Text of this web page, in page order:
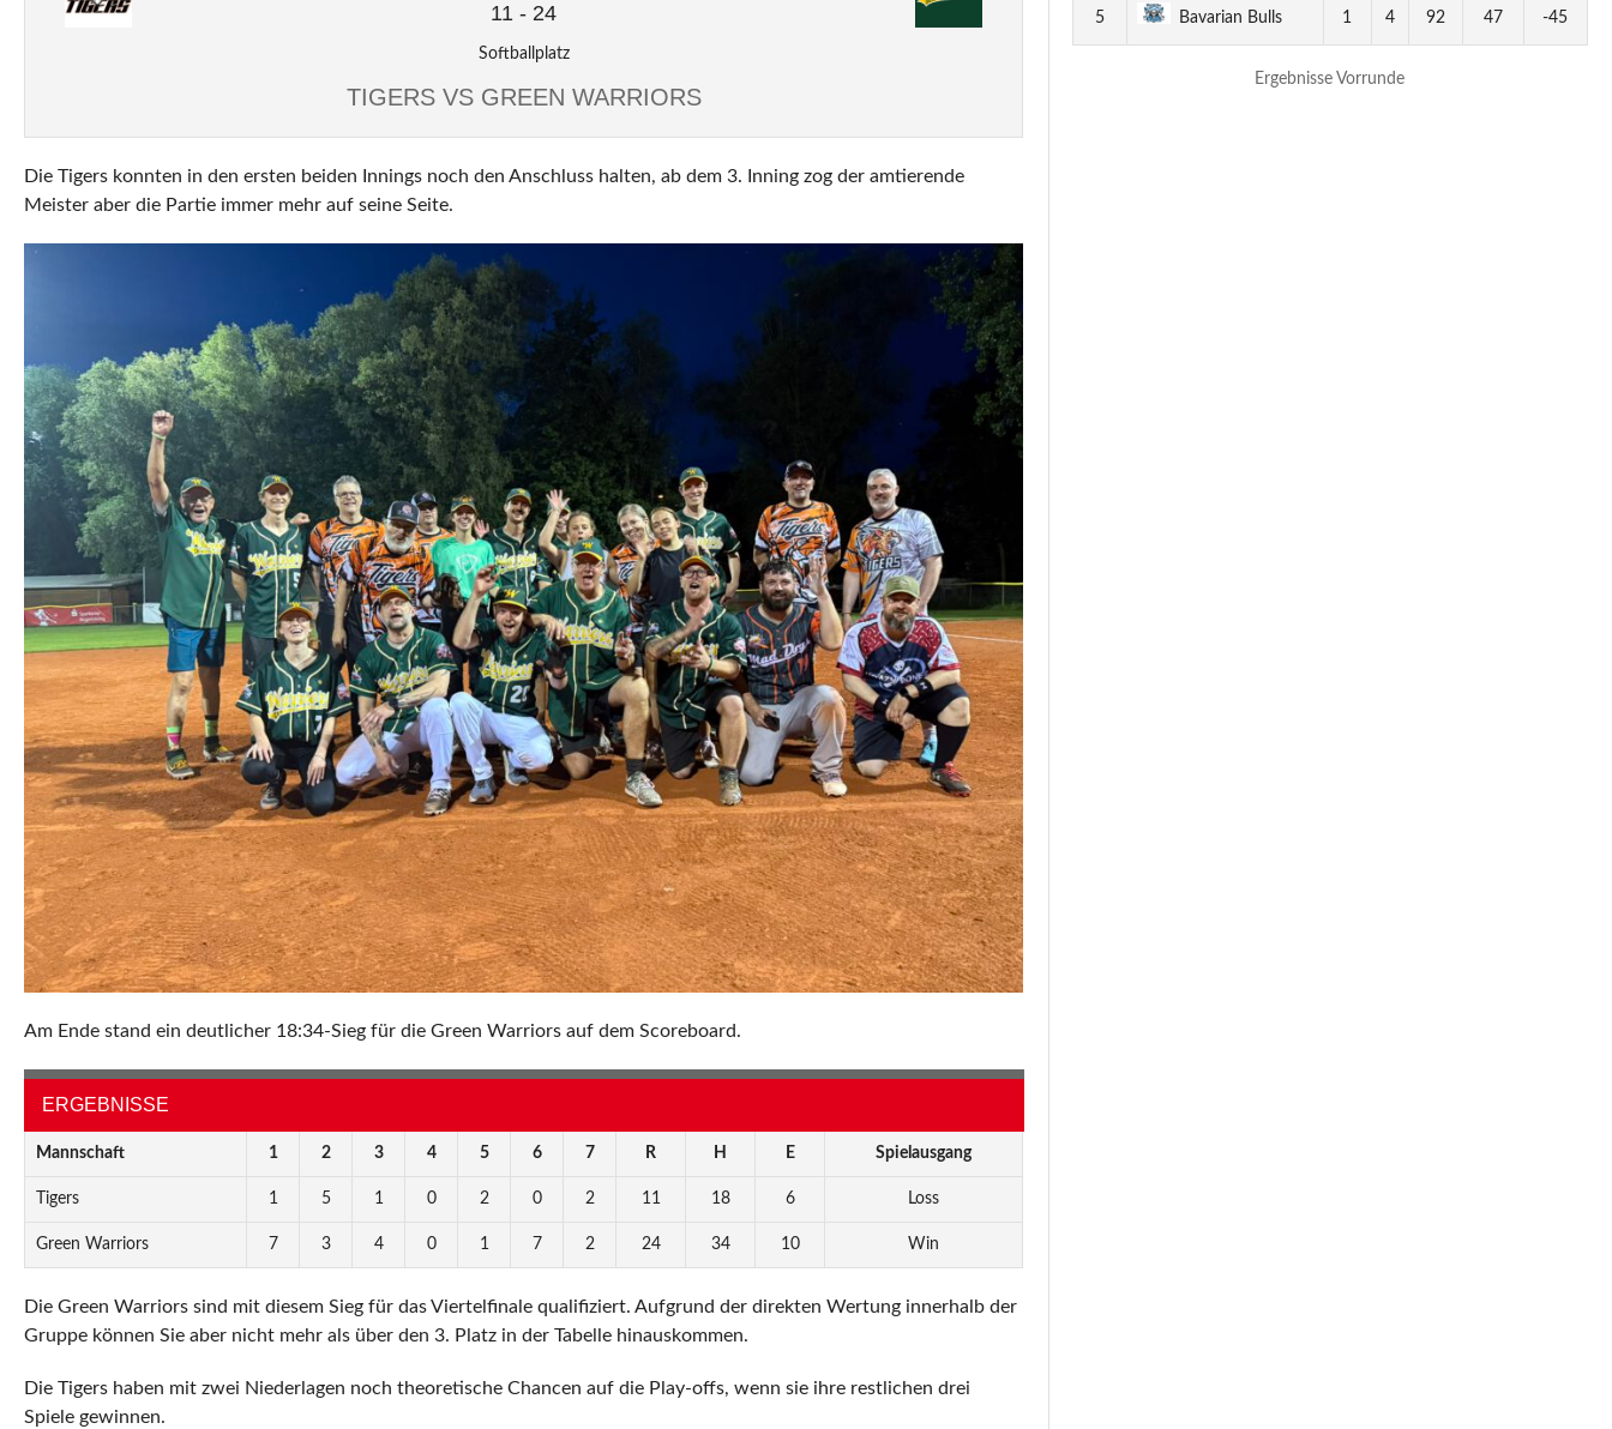
11 - 24
Softballplatz
TIGERS VS GREEN WARRIORS
Die Tigers konnten in den ersten beiden Innings noch den Anschluss halten, ab dem 3. Inning zog der amtierende
Meister aber die Partie immer mehr auf seine Seite.
Am Ende stand ein deutlicher 18:34-Sieg für die Green Warriors auf dem Scoreboard.
ERGEBNISSE
Mannschaft 1 2 3 4 5 6 7 R H E Spielausgang
Tigers 1 5 1 0 2 0 2 11 18 6 Loss
Green Warriors 7 3 4 0 1 7 2 24 34 10 Win
Die Green Warriors sind mit diesem Sieg für das Viertelfinale qualifiziert. Aufgrund der direkten Wertung innerhalb der
Gruppe können Sie aber nicht mehr als über den 3. Platz in der Tabelle hinauskommen.
Die Tigers haben mit zwei Niederlagen noch theoretische Chancen auf die Play-offs, wenn sie ihre restlichen drei
Spiele gewinnen.
5 Bavarian Bulls 1 4 92 47 -45
Ergebnisse Vorrunde